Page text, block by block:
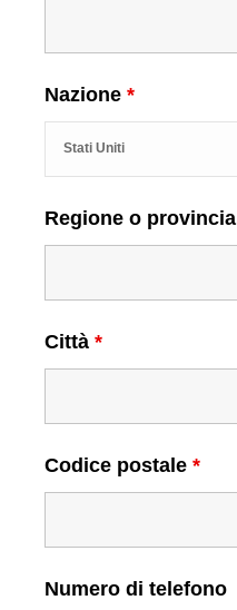
Nazione *
Regione o provincia
Città *
Codice postale *
Numero di telefono